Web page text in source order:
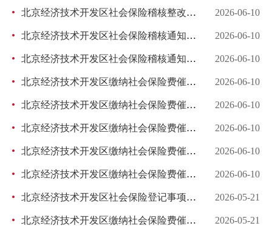
北京经济技术开发区社会保险稽核整改意见书 社稽意字（2026）第060号 2026-06-10
北京经济技术开发区社会保险稽核通知书 社稽通字（2026）第200号 2026-06-10
北京经济技术开发区社会保险稽核通知书 社稽通字（2026）第193号 2026-06-10
北京经济技术开发区缴纳社会保险费催告书 京开社催字（2026）第074号 2026-06-10
北京经济技术开发区缴纳社会保险费催告书 京开社催字（2026）第070号 2026-06-10
北京经济技术开发区缴纳社会保险费催告书 京开社催字（2026）第066号 2026-06-10
北京经济技术开发区缴纳社会保险费催告书 京开社催字（2026）第065号 2026-06-10
北京经济技术开发区缴纳社会保险费催告书 京开社催字（2026）第064号 2026-06-10
北京经济技术开发区社会保险登记事项核查通知书 社稽通字（2026）第170号 2026-05-21
北京经济技术开发区缴纳社会保险费催告书 京开社催字（2026）第072号 2026-05-21